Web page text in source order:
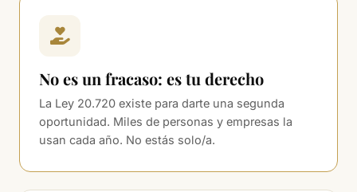
No es un fracaso: es tu derecho
La Ley 20.720 existe para darte una segunda
oportunidad. Miles de personas y empresas la
usan cada año. No estás solo/a.